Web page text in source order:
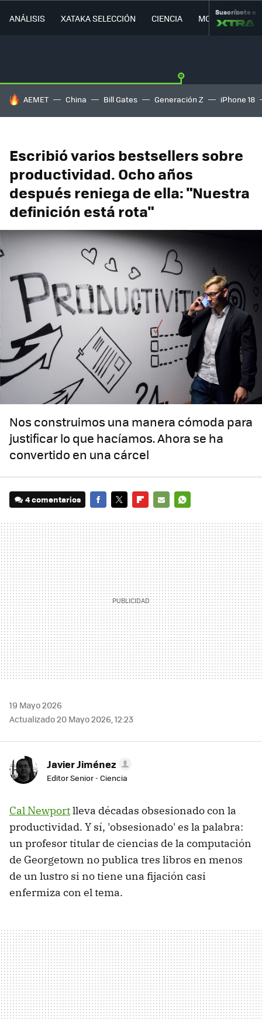
ANÁLISIS XATAKA SELECCIÓN CIENCIA MOVILIDAD
Suscríbete a
HOY SE HABLA DE
AEMET China Bill Gates Generación Z iPhone 18
Escribió varios bestsellers sobre
productividad. Ocho años
después reniega de ella: "Nuestra
definición está rota"
Nos construimos una manera cómoda para
justificar lo que hacíamos. Ahora se ha
convertido en una cárcel
4 comentarios
MAIL
19 Mayo 2026
Actualizado 20 Mayo 2026, 12:23
Javier Jiménez
Editor Senior - Ciencia
Cal Newportlleva décadas obsesionado con la
productividad. Y sí, 'obsesionado' es la palabra:
un profesor titular de ciencias de la computación
de Georgetown no publica tres libros en menos
de un lustro si no tiene una fijación casi
enfermiza con el tema.